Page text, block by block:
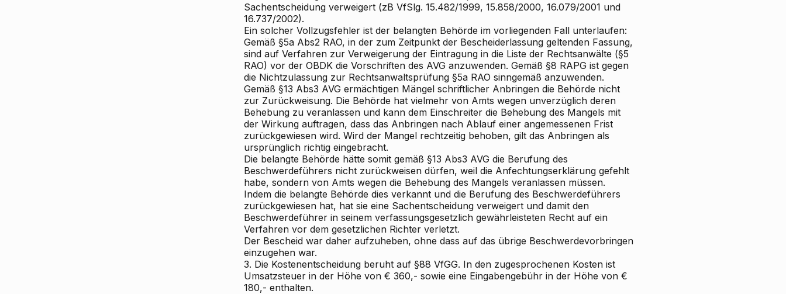
Sachentscheidung verweigert (zB VfSlg. 15.482/1999, 15.858/2000, 16.079/2001 und
16.737/2002).
Ein solcher Vollzugsfehler ist der belangten Behörde im vorliegenden Fall unterlaufen:
Gemäß §5a Abs2 RAO, in der zum Zeitpunkt der Bescheiderlassung geltenden Fassung,
sind auf Verfahren zur Verweigerung der Eintragung in die Liste der Rechtsanwälte (§5
RAO) vor der OBDK die Vorschriften des AVG anzuwenden. Gemäß §8 RAPG ist gegen
die Nichtzulassung zur Rechtsanwaltsprüfung §5a RAO sinngemäß anzuwenden.
Gemäß §13 Abs3 AVG ermächtigen Mängel schriftlicher Anbringen die Behörde nicht
zur Zurückweisung. Die Behörde hat vielmehr von Amts wegen unverzüglich deren
Behebung zu veranlassen und kann dem Einschreiter die Behebung des Mangels mit
der Wirkung auftragen, dass das Anbringen nach Ablauf einer angemessenen Frist
zurückgewiesen wird. Wird der Mangel rechtzeitig behoben, gilt das Anbringen als
ursprünglich richtig eingebracht.
Die belangte Behörde hätte somit gemäß §13 Abs3 AVG die Berufung des
Beschwerdeführers nicht zurückweisen dürfen, weil die Anfechtungserklärung gefehlt
habe, sondern von Amts wegen die Behebung des Mangels veranlassen müssen.
Indem die belangte Behörde dies verkannt und die Berufung des Beschwerdeführers
zurückgewiesen hat, hat sie eine Sachentscheidung verweigert und damit den
Beschwerdeführer in seinem verfassungsgesetzlich gewährleisteten Recht auf ein
Verfahren vor dem gesetzlichen Richter verletzt.
Der Bescheid war daher aufzuheben, ohne dass auf das übrige Beschwerdevorbringen
einzugehen war.
3. Die Kostenentscheidung beruht auf §88 VfGG. In den zugesprochenen Kosten ist
Umsatzsteuer in der Höhe von € 360,- sowie eine Eingabengebühr in der Höhe von €
180,- enthalten.